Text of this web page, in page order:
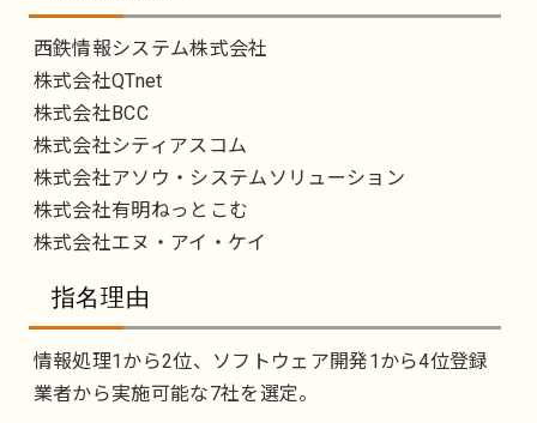
西鉄情報システム株式会社
株式会社QTnet
株式会社BCC
株式会社シティアスコム
株式会社アソウ・システムソリューション
株式会社有明ねっとこむ
株式会社エヌ・アイ・ケイ
指名理由
情報処理1から2位、ソフトウェア開発1から4位登録
業者から実施可能な7社を選定。